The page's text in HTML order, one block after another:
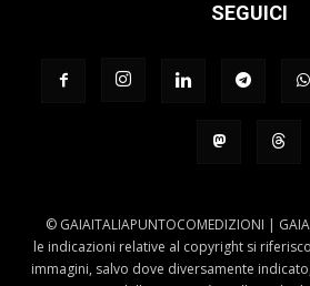
SEGUICI
© GAIAITALIAPUNTOCOMEDIZIONI |
le indicazioni relative al copyright si
immagini, salvo dove diversamente